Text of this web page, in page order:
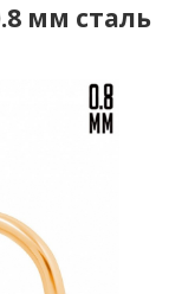
мм сталь